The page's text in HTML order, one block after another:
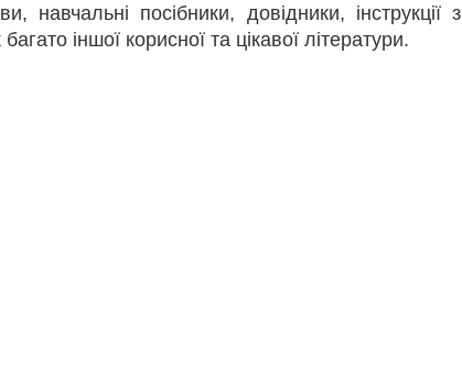
навчальні посібники, довідники, інструкції з
іншої корисної та цікавої літератури.